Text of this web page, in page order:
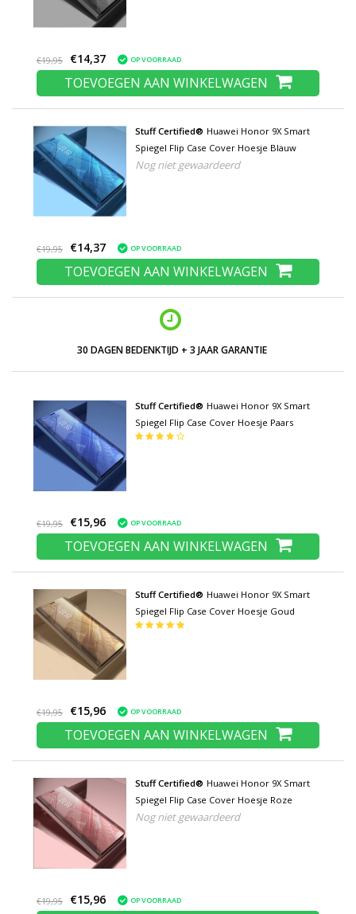
€19,95 €14,37 OP VOORRAAD
TOEVOEGEN AAN WINKELWAGEN
Stuff Certified® Huawei Honor 9X Smart
Spiegel Flip Case Cover Hoesje Blauw
Nog niet gewaardeerd
€19,95 €14,37 OP VOORRAAD
TOEVOEGEN AAN WINKELWAGEN
30 DAGEN BEDENKTIJD + 3 JAAR GARANTIE
Stuff Certified® Huawei Honor 9X Smart
Spiegel Flip Case Cover Hoesje Paars
€19,95 €15,96 OP VOORRAAD
TOEVOEGEN AAN WINKELWAGEN
Stuff Certified® Huawei Honor 9X Smart
Spiegel Flip Case Cover Hoesje Goud
€19,95 €15,96 OP VOORRAAD
TOEVOEGEN AAN WINKELWAGEN
Stuff Certified® Huawei Honor 9X Smart
Spiegel Flip Case Cover Hoesje Roze
Nog niet gewaardeerd
€19,95 €15,96 OP VOORRAAD